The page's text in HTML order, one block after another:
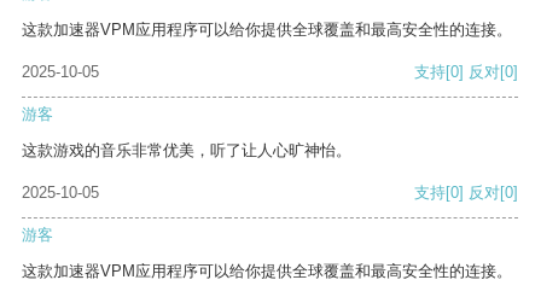
这款加速器VPM应用程序可以给你提供全球覆盖和最高安全性的连接。
2025-10-05 支持[0] 反对[0]
游客
这款游戏的音乐非常优美，听了让人心旷神怡。
2025-10-05 支持[0] 反对[0]
游客
这款加速器VPM应用程序可以给你提供全球覆盖和最高安全性的连接。